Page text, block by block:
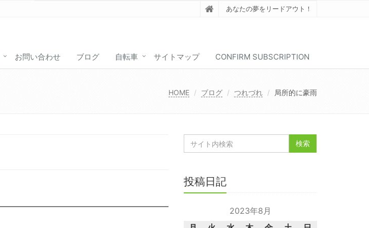
あなたの夢をリードアウト！
お問い合わせ ブログ 自転車 サイトマップ CONFIRM SUBSCRIPTION
HOME ブログ つれづれ 局所的に豪雨
投稿日記
2023年8月